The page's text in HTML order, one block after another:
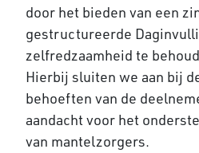
door het bieden van een
gestructureerde
zelfredzaamheid te
Hierbij sluiten we aan bij
behoeften van de
aandacht voor het
van mantelzorgers.